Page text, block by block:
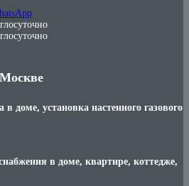
в доме, установка настенного газового
в доме, квартире, коттедже,